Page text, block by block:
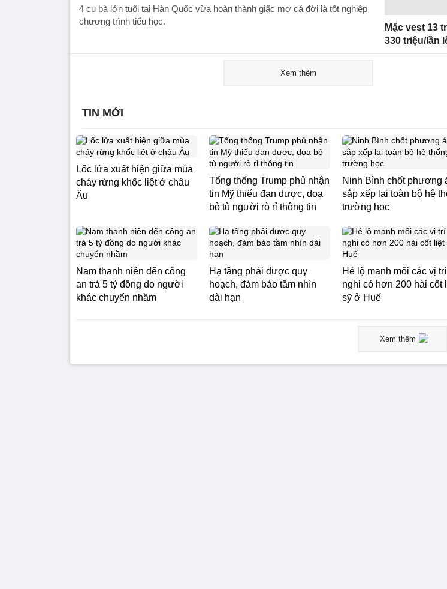
4 cụ bà lớn tuổi tại Hàn Quốc vừa hoàn thành giấc mơ cả đời là tốt nghiệp
chương trình tiểu học.
Mặc vest 13
330 triệu/lần
Xem thêm
TIN MỚI
Lốc lửa xuất hiện giữa mùa
cháy rừng khốc liệt ở châu
Âu
Tổng thống Trump phủ nhận
tin Mỹ thiếu đạn dược, doạ
bỏ tù người rò rỉ thông tin
Ninh Bình chốt phương
sắp xếp lại toàn bộ hệ
trường học
Nam thanh niên đến công
an trả 5 tỷ đồng do người
khác chuyển nhầm
Hạ tầng phải được quy
hoạch, đảm bảo tầm nhìn
dài hạn
Hé lộ manh mối các vị trí
nghi có hơn 200 hài cốt
sỹ ở Huế
Xem thêm